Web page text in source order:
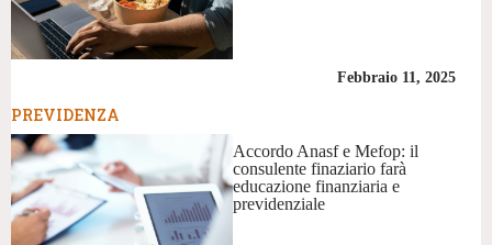
Febbraio 11, 2025
PREVIDENZA
Accordo Anasf e Mefop: il
consulente finaziario farà
educazione finanziaria e
previdenziale